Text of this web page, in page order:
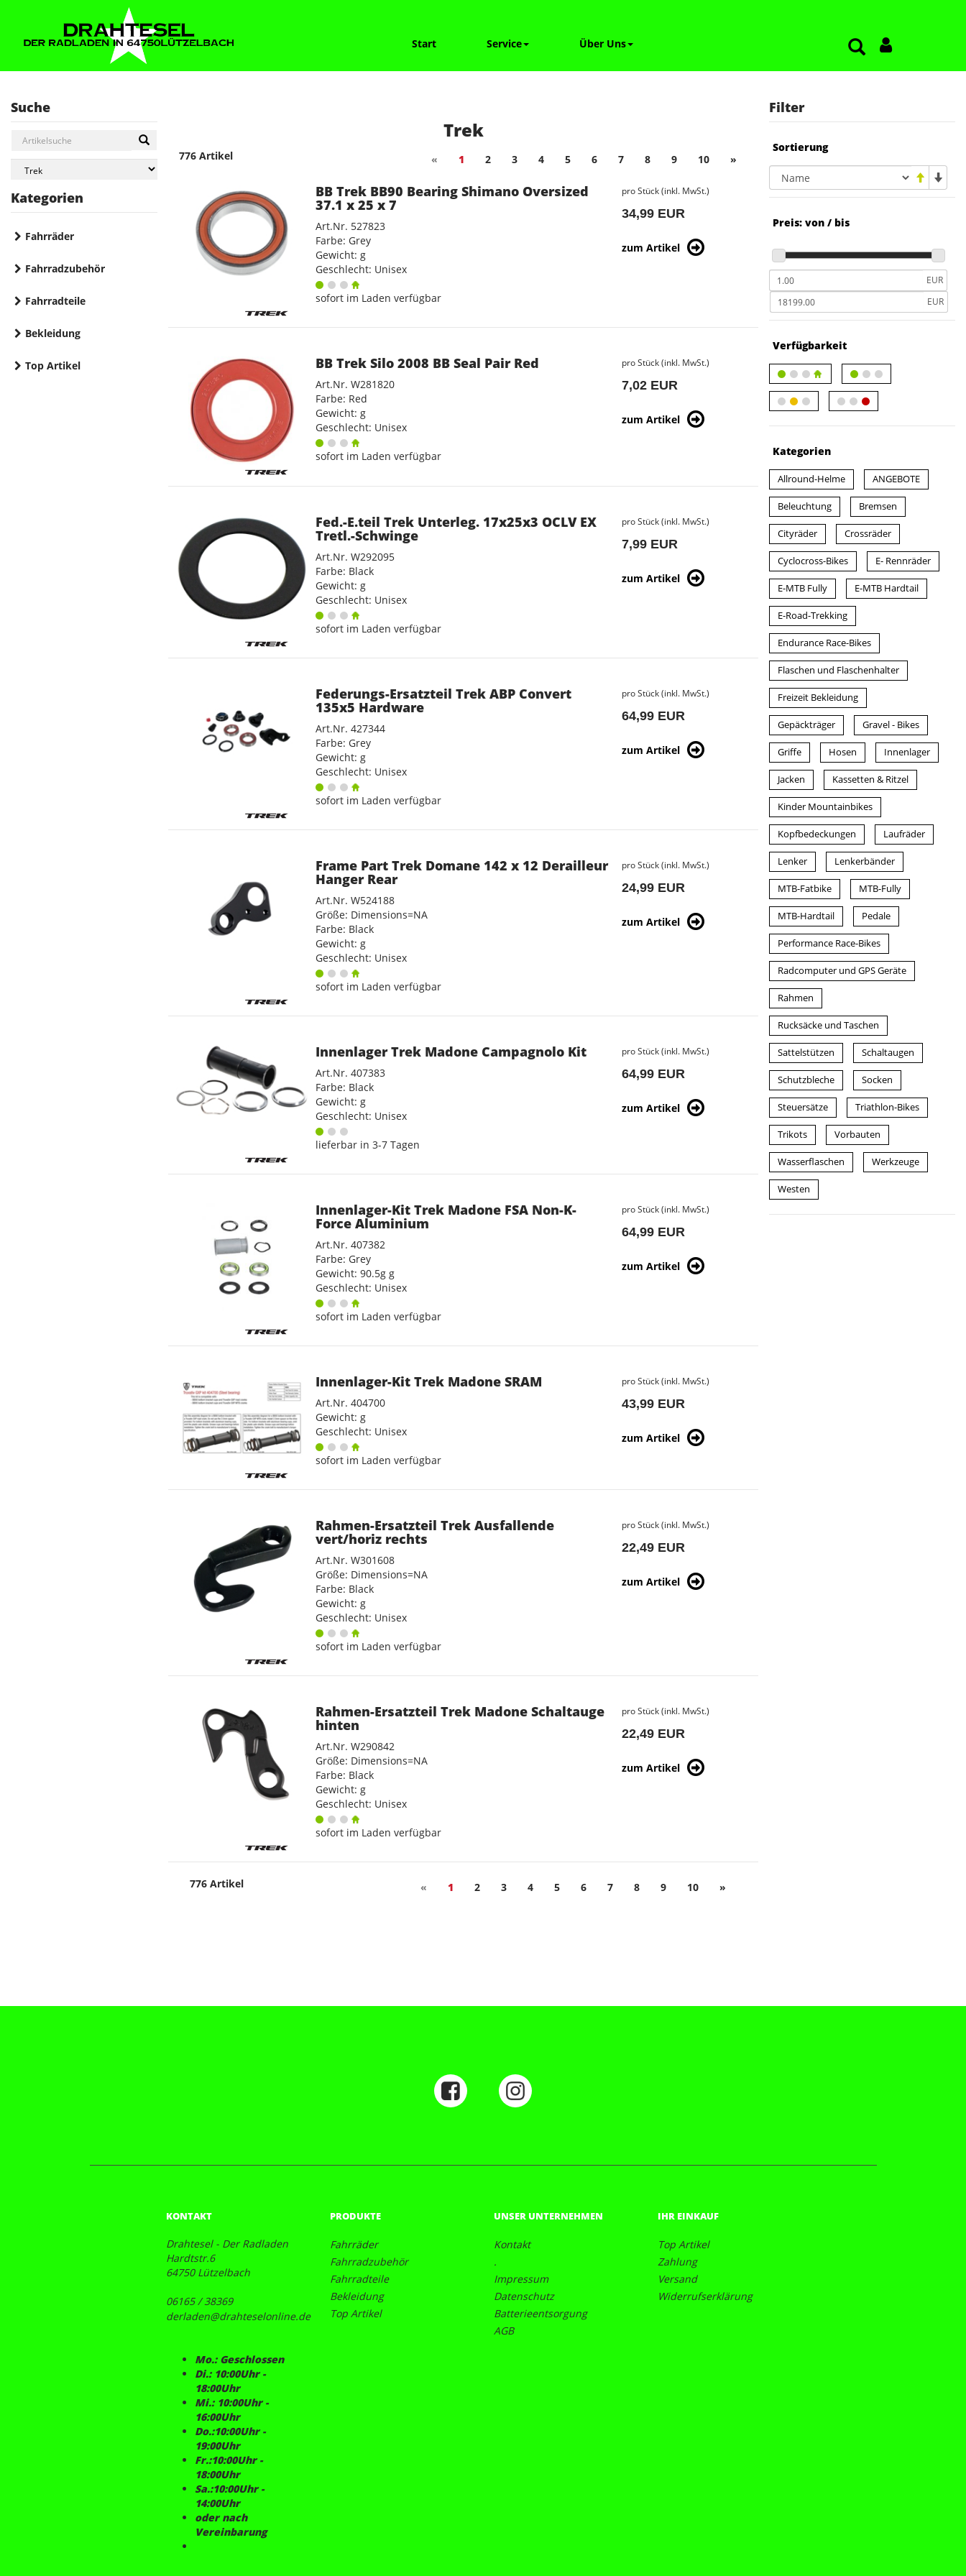
Start Service Über Uns
Suche
Kategorien
Fahrräder
Fahrradzubehör
Fahrradteile
Bekleidung
Top Artikel
Trek
« 1 2 3 4 5 6 7 8 9 10 »
776 Artikel
BB Trek BB90 Bearing Shimano Oversized
37.1 x 25 x 7
Art.Nr. 527823
Farbe: Grey
Gewicht: g
Geschlecht: Unisex
sofort im Laden verfügbar
pro Stück (inkl. MwSt.)
34,99 EUR
zum Artikel
BB Trek Silo 2008 BB Seal Pair Red
Art.Nr. W281820
Farbe: Red
Gewicht: g
Geschlecht: Unisex
sofort im Laden verfügbar
pro Stück (inkl. MwSt.)
7,02 EUR
zum Artikel
Fed.-E.teil Trek Unterleg. 17x25x3 OCLV EX
Tretl.-Schwinge
Art.Nr. W292095
Farbe: Black
Gewicht: g
Geschlecht: Unisex
sofort im Laden verfügbar
pro Stück (inkl. MwSt.)
7,99 EUR
zum Artikel
Federungs-Ersatzteil Trek ABP Convert
135x5 Hardware
Art.Nr. 427344
Farbe: Grey
Gewicht: g
Geschlecht: Unisex
sofort im Laden verfügbar
pro Stück (inkl. MwSt.)
64,99 EUR
zum Artikel
Frame Part Trek Domane 142 x 12 Derailleur
Hanger Rear
Art.Nr. W524188
Größe: Dimensions=NA
Farbe: Black
Gewicht: g
Geschlecht: Unisex
sofort im Laden verfügbar
pro Stück (inkl. MwSt.)
24,99 EUR
zum Artikel
Innenlager Trek Madone Campagnolo Kit
Art.Nr. 407383
Farbe: Black
Gewicht: g
Geschlecht: Unisex
lieferbar in 3-7 Tagen
pro Stück (inkl. MwSt.)
64,99 EUR
zum Artikel
Innenlager-Kit Trek Madone FSA Non-K-
Force Aluminium
Art.Nr. 407382
Farbe: Grey
Gewicht: 90.5g g
Geschlecht: Unisex
sofort im Laden verfügbar
pro Stück (inkl. MwSt.)
64,99 EUR
zum Artikel
Innenlager-Kit Trek Madone SRAM
Art.Nr. 404700
Gewicht: g
Geschlecht: Unisex
sofort im Laden verfügbar
pro Stück (inkl. MwSt.)
43,99 EUR
zum Artikel
Rahmen-Ersatzteil Trek Ausfallende
vert/horiz rechts
Art.Nr. W301608
Größe: Dimensions=NA
Farbe: Black
Gewicht: g
Geschlecht: Unisex
sofort im Laden verfügbar
pro Stück (inkl. MwSt.)
22,49 EUR
zum Artikel
Rahmen-Ersatzteil Trek Madone Schaltauge
hinten
Art.Nr. W290842
Größe: Dimensions=NA
Farbe: Black
Gewicht: g
Geschlecht: Unisex
sofort im Laden verfügbar
pro Stück (inkl. MwSt.)
22,49 EUR
zum Artikel
« 1 2 3 4 5 6 7 8 9 10 »
776 Artikel
Filter
Sortierung
Preis: von / bis
EUR
EUR
Verfügbarkeit
Kategorien
Allround-Helme ANGEBOTE
Beleuchtung Bremsen
Cityräder Crossräder
Cyclocross-Bikes E- Rennräder
E-MTB Fully E-MTB Hardtail
E-Road-Trekking
Endurance Race-Bikes
Flaschen und Flaschenhalter
Freizeit Bekleidung
Gepäckträger Gravel - Bikes
Griffe Hosen Innenlager
Jacken Kassetten & Ritzel
Kinder Mountainbikes
Kopfbedeckungen Laufräder
Lenker Lenkerbänder
MTB-Fatbike MTB-Fully
MTB-Hardtail Pedale
Performance Race-Bikes
Radcomputer und GPS Geräte
Rahmen
Rucksäcke und Taschen
Sattelstützen Schaltaugen
Schutzbleche Socken
Steuersätze Triathlon-Bikes
Trikots Vorbauten
Wasserflaschen Werkzeuge
Westen
KONTAKT
Drahtesel - Der Radladen
Hardtstr.6
64750 Lützelbach
06165 / 38369
derladen@drahteselonline.de
Mo.: Geschlossen
Di.: 10:00Uhr -
18:00Uhr
Mi.: 10:00Uhr -
16:00Uhr
Do.:10:00Uhr -
19:00Uhr
Fr.:10:00Uhr -
18:00Uhr
Sa.:10:00Uhr -
14:00Uhr
oder nach
Vereinbarung
PRODUKTE
Fahrräder
Fahrradzubehör
Fahrradteile
Bekleidung
Top Artikel
UNSER UNTERNEHMEN
Kontakt
.
Impressum
Datenschutz
Batterieentsorgung
AGB
IHR EINKAUF
Top Artikel
Zahlung
Versand
Widerrufserklärung